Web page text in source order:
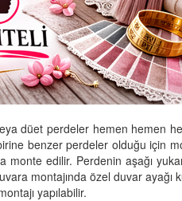
düet perdeler hemen hemen
benzer perdeler olduğu için
monte edilir. Perdenin aşağı
montajında özel duvar ayağı
yapılabilir.